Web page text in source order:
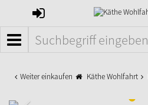
ANMELDEN
MENÜ
Weiter einkaufen Käthe Wohlfahrt